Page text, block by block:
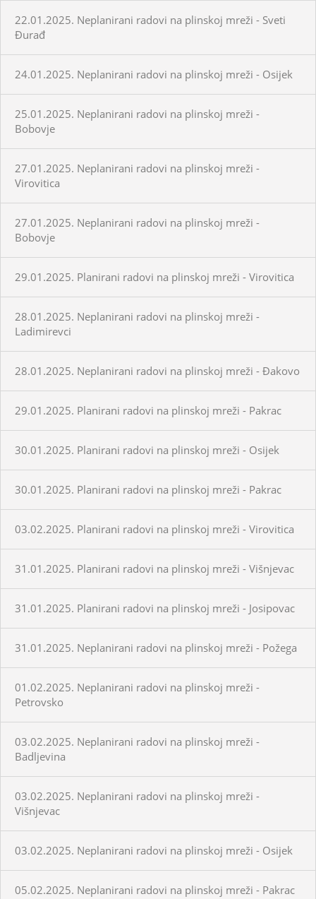
22.01.2025. Neplanirani radovi na plinskoj mreži - Sveti
Đurađ
24.01.2025. Neplanirani radovi na plinskoj mreži - Osijek
25.01.2025. Neplanirani radovi na plinskoj mreži -
Bobovje
27.01.2025. Neplanirani radovi na plinskoj mreži -
Virovitica
27.01.2025. Neplanirani radovi na plinskoj mreži -
Bobovje
29.01.2025. Planirani radovi na plinskoj mreži - Virovitica
28.01.2025. Neplanirani radovi na plinskoj mreži -
Ladimirevci
28.01.2025. Neplanirani radovi na plinskoj mreži - Đakovo
29.01.2025. Planirani radovi na plinskoj mreži - Pakrac
30.01.2025. Planirani radovi na plinskoj mreži - Osijek
30.01.2025. Planirani radovi na plinskoj mreži - Pakrac
03.02.2025. Planirani radovi na plinskoj mreži - Virovitica
31.01.2025. Planirani radovi na plinskoj mreži - Višnjevac
31.01.2025. Planirani radovi na plinskoj mreži - Josipovac
31.01.2025. Neplanirani radovi na plinskoj mreži - Požega
01.02.2025. Neplanirani radovi na plinskoj mreži -
Petrovsko
03.02.2025. Neplanirani radovi na plinskoj mreži -
Badljevina
03.02.2025. Neplanirani radovi na plinskoj mreži -
Višnjevac
03.02.2025. Neplanirani radovi na plinskoj mreži - Osijek
05.02.2025. Neplanirani radovi na plinskoj mreži - Pakrac